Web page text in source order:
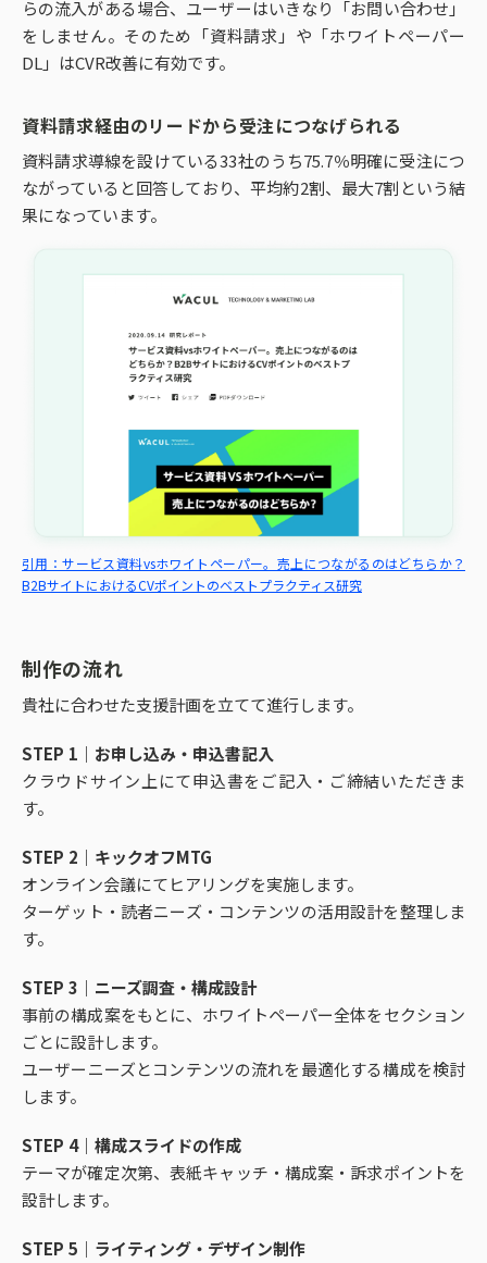
らの流入がある場合、ユーザーはいきなり「お問い合わせ」
をしません。そのため「資料請求」や「ホワイトペーパー
DL」はCVR改善に有効です。
資料請求経由のリードから受注につなげられる
資料請求導線を設けている33社のうち75.7％明確に受注につ
ながっていると回答しており、平均約2割、最大7割という結
果になっています。
引用：サービス資料vsホワイトペーパー。売上につながるのはどちらか？
B2BサイトにおけるCVポイントのベストプラクティス研究
制作の流れ
貴社に合わせた支援計画を立てて進行します。
STEP 1｜お申し込み・申込書記入
クラウドサイン上にて申込書をご記入・ご締結いただきま
す。
STEP 2｜キックオフMTG
オンライン会議にてヒアリングを実施します。
ターゲット・読者ニーズ・コンテンツの活用設計を整理しま
す。
STEP 3｜ニーズ調査・構成設計
事前の構成案をもとに、ホワイトペーパー全体をセクション
ごとに設計します。
ユーザーニーズとコンテンツの流れを最適化する構成を検討
します。
STEP 4｜構成スライドの作成
テーマが確定次第、表紙キャッチ・構成案・訴求ポイントを
設計します。
STEP 5｜ライティング・デザイン制作